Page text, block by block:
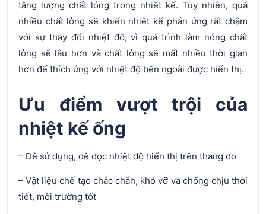
tăng lượng chất lỏng trong nhiệt kế. Tuy nhiên, quá
nhiều chất lỏng sẽ khiến nhiệt kế phản ứng rất chậm
với sự thay đổi nhiệt độ, vì quá trình làm nóng chất
lỏng sẽ lâu hơn và chất lỏng sẽ mất nhiều thời gian
hơn để thích ứng với nhiệt độ bên ngoài được hiển thị.
Ưu điểm vượt trội của
nhiệt kế ống
– Dễ sử dụng, dễ đọc nhiệt độ hiển thị trên thang đo
– Vật liệu chế tạo chắc chắn, khó vỡ và chống chịu thời
tiết, môi trường tốt